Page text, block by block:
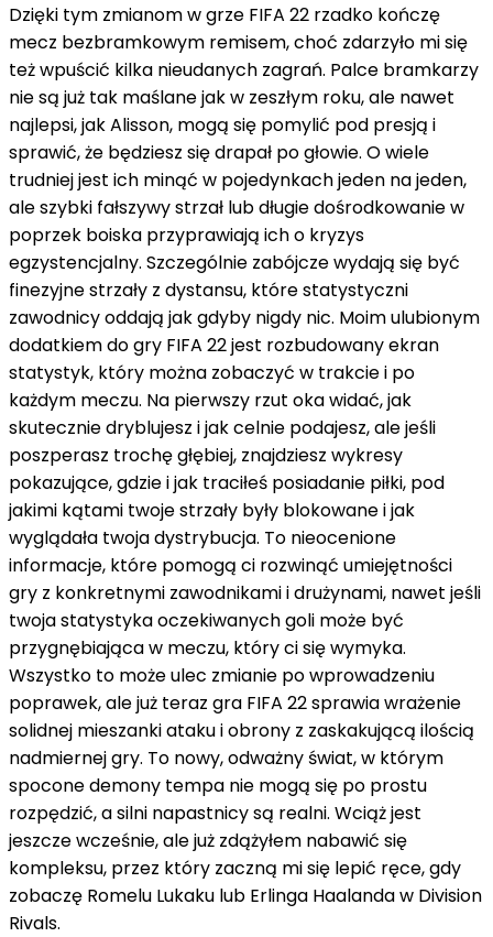
Dzięki tym zmianom w grze FIFA 22 rzadko kończę
mecz bezbramkowym remisem, choć zdarzyło mi się
też wpuścić kilka nieudanych zagrań. Palce bramkarzy
nie są już tak maślane jak w zeszłym roku, ale nawet
najlepsi, jak Alisson, mogą się pomylić pod presją i
sprawić, że będziesz się drapał po głowie. O wiele
trudniej jest ich minąć w pojedynkach jeden na jeden,
ale szybki fałszywy strzał lub długie dośrodkowanie w
poprzek boiska przyprawiają ich o kryzys
egzystencjalny. Szczególnie zabójcze wydają się być
finezyjne strzały z dystansu, które statystyczni
zawodnicy oddają jak gdyby nigdy nic. Moim ulubionym
dodatkiem do gry FIFA 22 jest rozbudowany ekran
statystyk, który można zobaczyć w trakcie i po
każdym meczu. Na pierwszy rzut oka widać, jak
skutecznie dryblujesz i jak celnie podajesz, ale jeśli
poszperasz trochę głębiej, znajdziesz wykresy
pokazujące, gdzie i jak traciłeś posiadanie piłki, pod
jakimi kątami twoje strzały były blokowane i jak
wyglądała twoja dystrybucja. To nieocenione
informacje, które pomogą ci rozwinąć umiejętności
gry z konkretnymi zawodnikami i drużynami, nawet jeśli
twoja statystyka oczekiwanych goli może być
przygnębiająca w meczu, który ci się wymyka.
Wszystko to może ulec zmianie po wprowadzeniu
poprawek, ale już teraz gra FIFA 22 sprawia wrażenie
solidnej mieszanki ataku i obrony z zaskakującą ilością
nadmiernej gry. To nowy, odważny świat, w którym
spocone demony tempa nie mogą się po prostu
rozpędzić, a silni napastnicy są realni. Wciąż jest
jeszcze wcześnie, ale już zdążyłem nabawić się
kompleksu, przez który zaczną mi się lepić ręce, gdy
zobaczę Romelu Lukaku lub Erlinga Haalanda w Division
Rivals.